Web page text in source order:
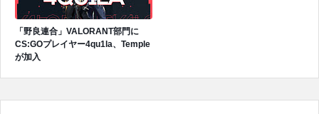
「野良連合」VALORANT部門に
CS:GOプレイヤー4qu1la、Temple
が加入